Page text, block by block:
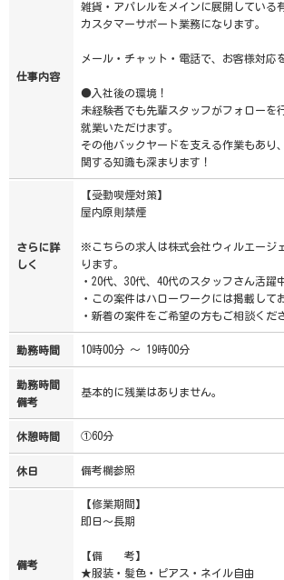
仕事内容
雑貨・アパレルをメインに展開している
カスタマーサポート業務になります。
メール・チャット・電話で、お客様対応
●入社後の環境！
未経験者でも先輩スタッフがフォローを
就業いただけます。
その他バックヤードを支える作業もあり
関する知識も深まります！
さらに詳
しく
【受動喫煙対策】
屋内原則禁煙
※こちらの求人は株式会社ウィルエージ
ります。
・20代、30代、40代のスタッフさん活躍
・この案件はハローワークには掲載して
・新着の案件をご希望の方もご相談くだ
勤務時間 10時00分 ～ 19時00分
勤務時間
備考
基本的に残業はありません。
休憩時間 ①60分
休日 備考欄参照
備考
【修業期間】
即日～長期
【備 考】
★服装・髪色・ピアス・ネイル自由